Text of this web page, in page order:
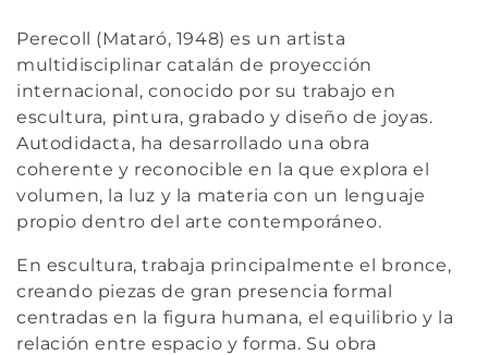
e
c
c
i
ó
n
:
Perecoll (Mataró, 1948) es un artista
multidisciplinar catalán de proyección
internacional, conocido por su trabajo en
escultura, pintura, grabado y diseño de joyas.
Autodidacta, ha desarrollado una obra
coherente y reconocible en la que explora el
volumen, la luz y la materia con un lenguaje
propio dentro del arte contemporáneo.
En escultura, trabaja principalmente el bronce,
creando piezas de gran presencia formal
centradas en la figura humana, el equilibrio y la
relación entre espacio y forma. Su obra